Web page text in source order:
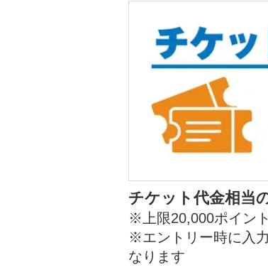
チケット代金相当
※上限20,000ポイント
※エントリー時に入
なります